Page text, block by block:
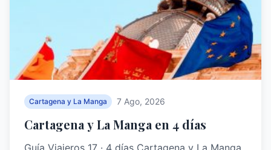
Cartagena y La Manga 7 Ago, 2026
Cartagena y La Manga en 4 días
Guía Viajeros 17 · 4 días Cartagena y La Manga